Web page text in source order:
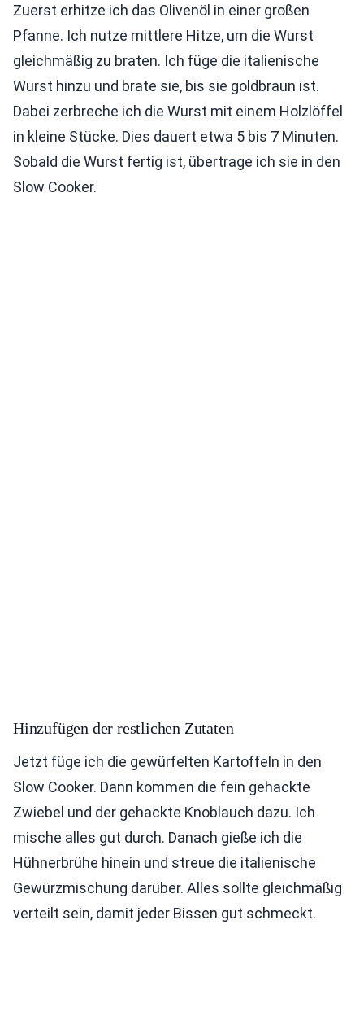
Zuerst erhitze ich das Olivenöl in einer großen
Pfanne. Ich nutze mittlere Hitze, um die Wurst
gleichmäßig zu braten. Ich füge die italienische
Wurst hinzu und brate sie, bis sie goldbraun ist.
Dabei zerbreche ich die Wurst mit einem Holzlöffel
in kleine Stücke. Dies dauert etwa 5 bis 7 Minuten.
Sobald die Wurst fertig ist, übertrage ich sie in den
Slow Cooker.
Hinzufügen der restlichen Zutaten
Jetzt füge ich die gewürfelten Kartoffeln in den
Slow Cooker. Dann kommen die fein gehackte
Zwiebel und der gehackte Knoblauch dazu. Ich
mische alles gut durch. Danach gieße ich die
Hühnerbrühe hinein und streue die italienische
Gewürzmischung darüber. Alles sollte gleichmäßig
verteilt sein, damit jeder Bissen gut schmeckt.